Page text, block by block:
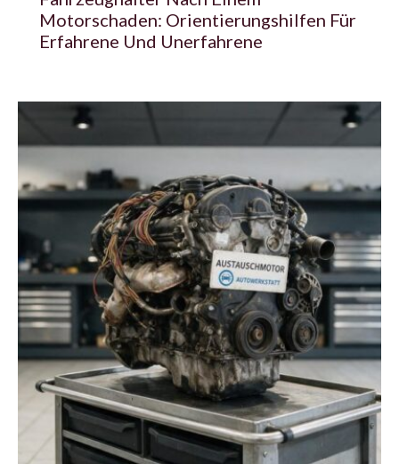
Motorschaden: Orientierungshilfen Für
Erfahrene Und Unerfahrene